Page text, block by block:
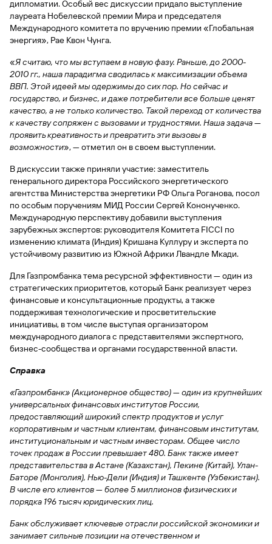
специальные
предложения
Газпром
Бонус
«Плюс»
Информация
для
держателей
карт
карта-стикер
Банки-
партнеры
Gazprom
Pay
Федеральный
закон №115-
ФЗ
Как не
попасться
мошенникам?
действующему
кредиту
Оформить
страхование
карты
онлайн
Оператор
денежных
средств
полезно
Часто
задаваемые
вопросы
Калькулятор
вкладов
Быстрый
поиск
сайту
Вклады
Отчет о
кредитной
истории
Кредитный
помощник
Быстрый
поиск
по
сайту
Вклады
Открыть
брокерский
счет
Брокерское
обслуживание
Инвестиционные
продукты
доверительного
управления
Налоговый
вычет
Быстрый
поиск
по
сайту
Вклады
Отчет о
кредитной
истории
Станьте
партнером
Быстрый
поиск
по
сайту
Вклады
Кредитный
рейтинг
Отчет о
кредитной
истории
Станьте
партнером
Партнерам
Информация
для
партнеров
Быстрый
поиск
по
сайту
Вклады
Gazprom
Pay
Интернет-
банк
Мобильное
приложение
GPB-
Trade
GorodPay
Открыть
брокерский
счет
Брокер-
клиент
Дистанционные
сервисы
клиентом
онлайн
Открытый
API
курсов
валют и
металлов
Быстрый
поиск
по
Отделения
банка
инкассация
с Moniron
касса 3 в 1 с
эквайрингом
Может
быть
полезно
115-ФЗ
малого
бизнеса
115-ФЗ
для
среднего
бизнеса
Офисы
обслуживания
юридических
лиц
Документы
для
счета
Быстрый
поиск
по
сайту
Вклады
сервисы
«Копии
документов»
и «Справки»
Быстрый
поиск
по
сайту
Вклады
Курсы
валют
оплата
таможенных
платежей
Быстрый
поиск
по
сайту
Вклады
по
сайту
Вклады
сайту
Вклады
дипломатии. Особый вес дискуссии придало выступление
лауреата Нобелевской премии Мира и председателя
Международного комитета по вручению премии «Глобальная
энергия», Рае Квон Чунга.
«Я считаю, что мы вступаем в новую фазу. Раньше, до 2000-
2010 гг., наша парадигма сводилась к максимизации объема
ВВП. Этой идеей мы одержимы до сих пор. Но сейчас и
государство, и бизнес, и даже потребители все больше ценят
качество, а не только количество. Такой переход от количества
к качеству сопряжен с вызовами и трудностями. Наша задача —
проявить креативность и превратить эти вызовы в
возможности», — отметил он в своем выступлении.
В дискуссии также приняли участие: заместитель
генерального директора Российского энергетического
агентства Министерства энергетики РФ Ольга Роганова, посол
по особым поручениям МИД России Сергей Кононученко.
Международную перспективу добавили выступления
зарубежных экспертов: руководителя Комитета FICCI по
изменению климата (Индия) Кришана Куллуру и эксперта по
устойчивому развитию из Южной Африки Лвандле Мкади.
Для Газпромбанка тема ресурсной эффективности — один из
стратегических приоритетов, который Банк реализует через
финансовые и консультационные продукты, а также
поддерживая технологические и просветительские
инициативы, в том числе выступая организатором
международного диалога с представителями экспертного,
бизнес-сообщества и органами государственной власти.
Справка
«Газпромбанк» (Акционерное общество) — один из крупнейших
универсальных финансовых институтов России,
предоставляющий широкий спектр продуктов и услуг
корпоративным и частным клиентам, финансовым институтам,
институциональным и частным инвесторам. Общее число
точек продаж в России превышает 480. Банк также имеет
представительства в Астане (Казахстан), Пекине (Китай), Улан-
Баторе (Монголия), Нью-Дели (Индия) и Ташкенте (Узбекистан).
В числе его клиентов — более 5 миллионов физических и
порядка 196 тысяч юридических лиц.
Банк обслуживает ключевые отрасли российской экономики и
занимает сильные позиции на отечественном и